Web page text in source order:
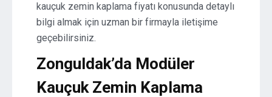
kauçuk zemin kaplama fiyatı konusunda detaylı
bilgi almak için uzman bir firmayla iletişime
geçebilirsiniz.
Zonguldak’da Modüler
Kauçuk Zemin Kaplama